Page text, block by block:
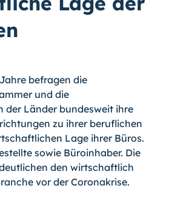
befragen die
und die
der Länder bundesweit ihre
zu ihrer beruflichen
Lage ihrer Büros.
sowie Büroinhaber. Die
den wirtschaftlich
vor der Coronakrise.